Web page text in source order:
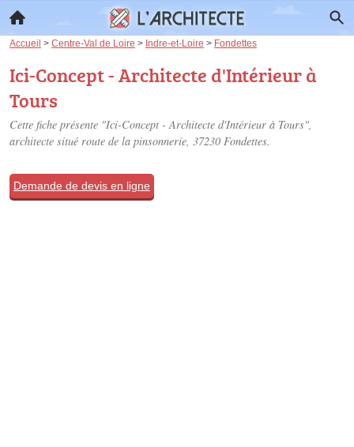
Accueil > Centre-Val de Loire > Indre-et-Loire > Fondettes
Ici-Concept - Architecte d'Intérieur à
Tours
Cette fiche présente "Ici-Concept - Architecte d'Intérieur à Tours",
architecte situé route de la pinsonnerie, 37230 Fondettes.
Demande de devis en ligne